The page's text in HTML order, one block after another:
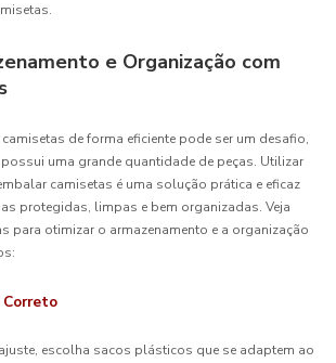
e Organização com
de forma eficiente pode ser um desafio,
uma grande quantidade de peças. Utilizar
camisetas é uma solução prática e eficaz
protegidas, limpas e bem organizadas. Veja
para otimizar o armazenamento e a organização
Correto
escolha sacos plásticos que se adaptem ao